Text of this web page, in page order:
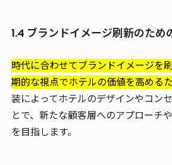
1.4 ブランドイメージ刷新のため
時代に合わせてブランドイメージを
期的な視点でホテルの価値を高めるた
装によってホテルのデザインやコン
とで、新たな顧客層へのアプローチ
を目指します。